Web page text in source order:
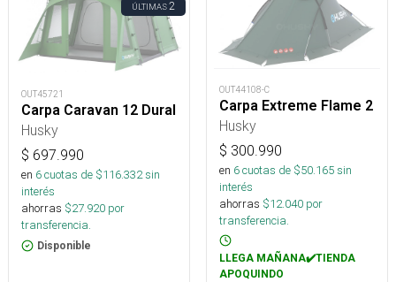
ÚLTIMAS2
OUT45721
Carpa Caravan 12 Dural
Husky
$ 697.990
en 6cuotas de $116.332sin
interés
ahorras $27.920 por
transferencia.
Disponible
OUT44108-C
Carpa Extreme Flame 2
Husky
$ 300.990
en 6cuotas de $50.165sin
interés
ahorras $12.040 por
transferencia.
LLEGA MAÑANA✔️TIENDA
APOQUINDO